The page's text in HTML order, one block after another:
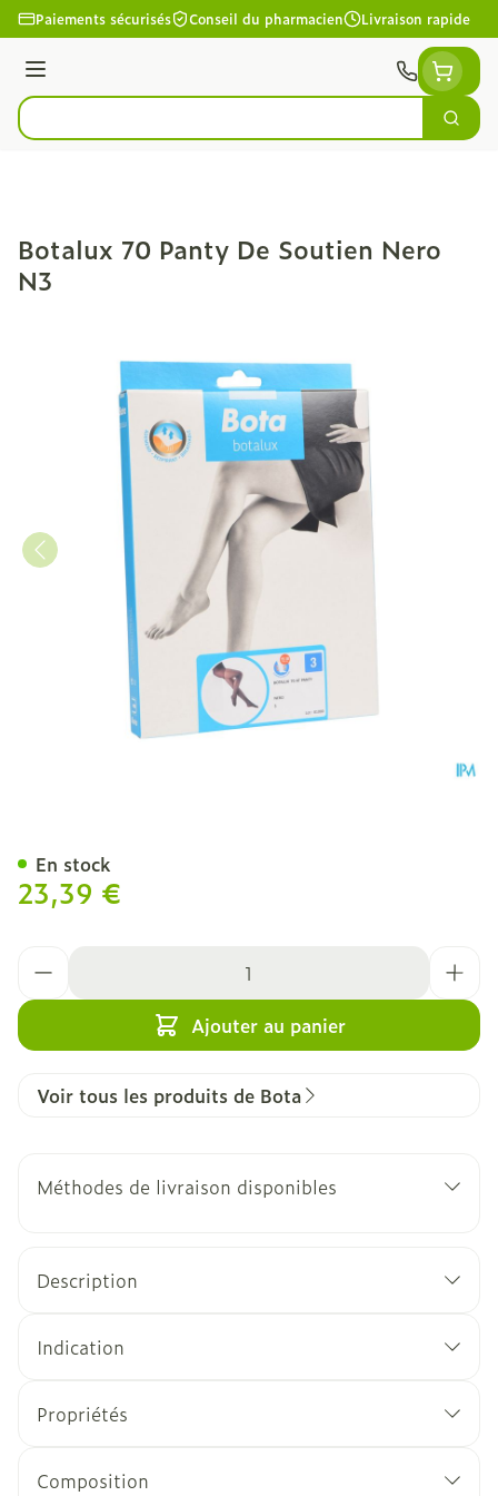
Aller au contenu
Paiements sécurisés Conseil du pharmacien Livraison rapide
Menu
Rechercher
Botalux 70 Panty De Soutien Nero
N3
23,39 €
Ajouter au panier
En stock
Voir tous les produits de Bota
Méthodes de livraison disponibles
Description
Indication
Propriétés
Composition